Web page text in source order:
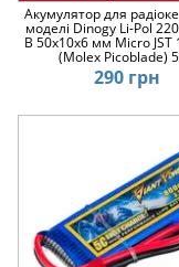
Акумулятор для
моделі Dinogy Li-Pol
В 50х10х6 мм Micro JST
(Molex Picoblade)
290 грн